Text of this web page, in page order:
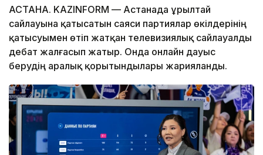
АСТАНА. KAZINFORM — Астанада Құрылтай
сайлауына қатысатын саяси партиялар өкілдерінің
қатысуымен өтіп жатқан телевизиялық сайлауалды
дебат жалғасып жатыр. Онда онлайн дауыс
берудің аралық қорытындылары жарияланды.